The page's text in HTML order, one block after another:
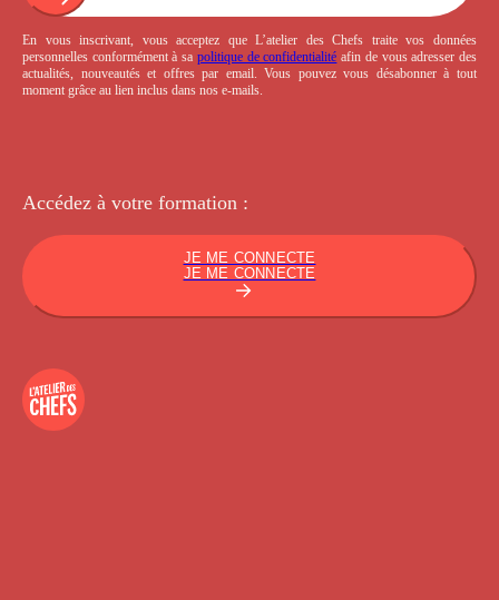
En vous inscrivant, vous acceptez que L’atelier des Chefs traite vos données
personnelles conformément à sa politique de confidentialité afin de vous adresser des
actualités, nouveautés et offres par email. Vous pouvez vous désabonner à tout
moment grâce au lien inclus dans nos e-mails.
Accédez à votre formation :
JE ME CONNECTE
JE ME CONNECTE